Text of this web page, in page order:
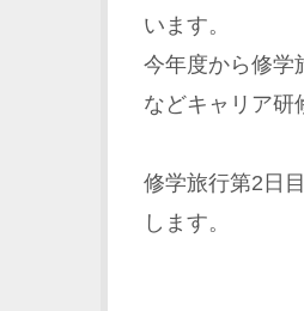
います。
今年度から修学
などキャリア研
修学旅行第2日
します。